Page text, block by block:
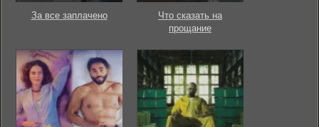
За все заплачено
Что сказать на
прощание